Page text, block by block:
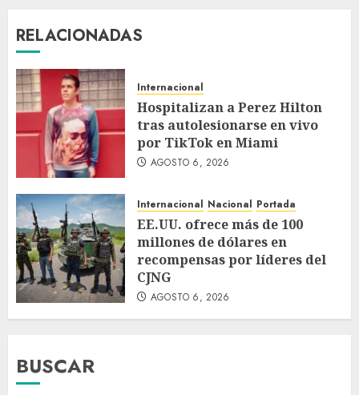
RELACIONADAS
Internacional
Hospitalizan a Perez Hilton
tras autolesionarse en vivo
por TikTok en Miami
AGOSTO 6, 2026
Internacional Nacional Portada
EE.UU. ofrece más de 100
millones de dólares en
recompensas por líderes del
CJNG
AGOSTO 6, 2026
BUSCAR